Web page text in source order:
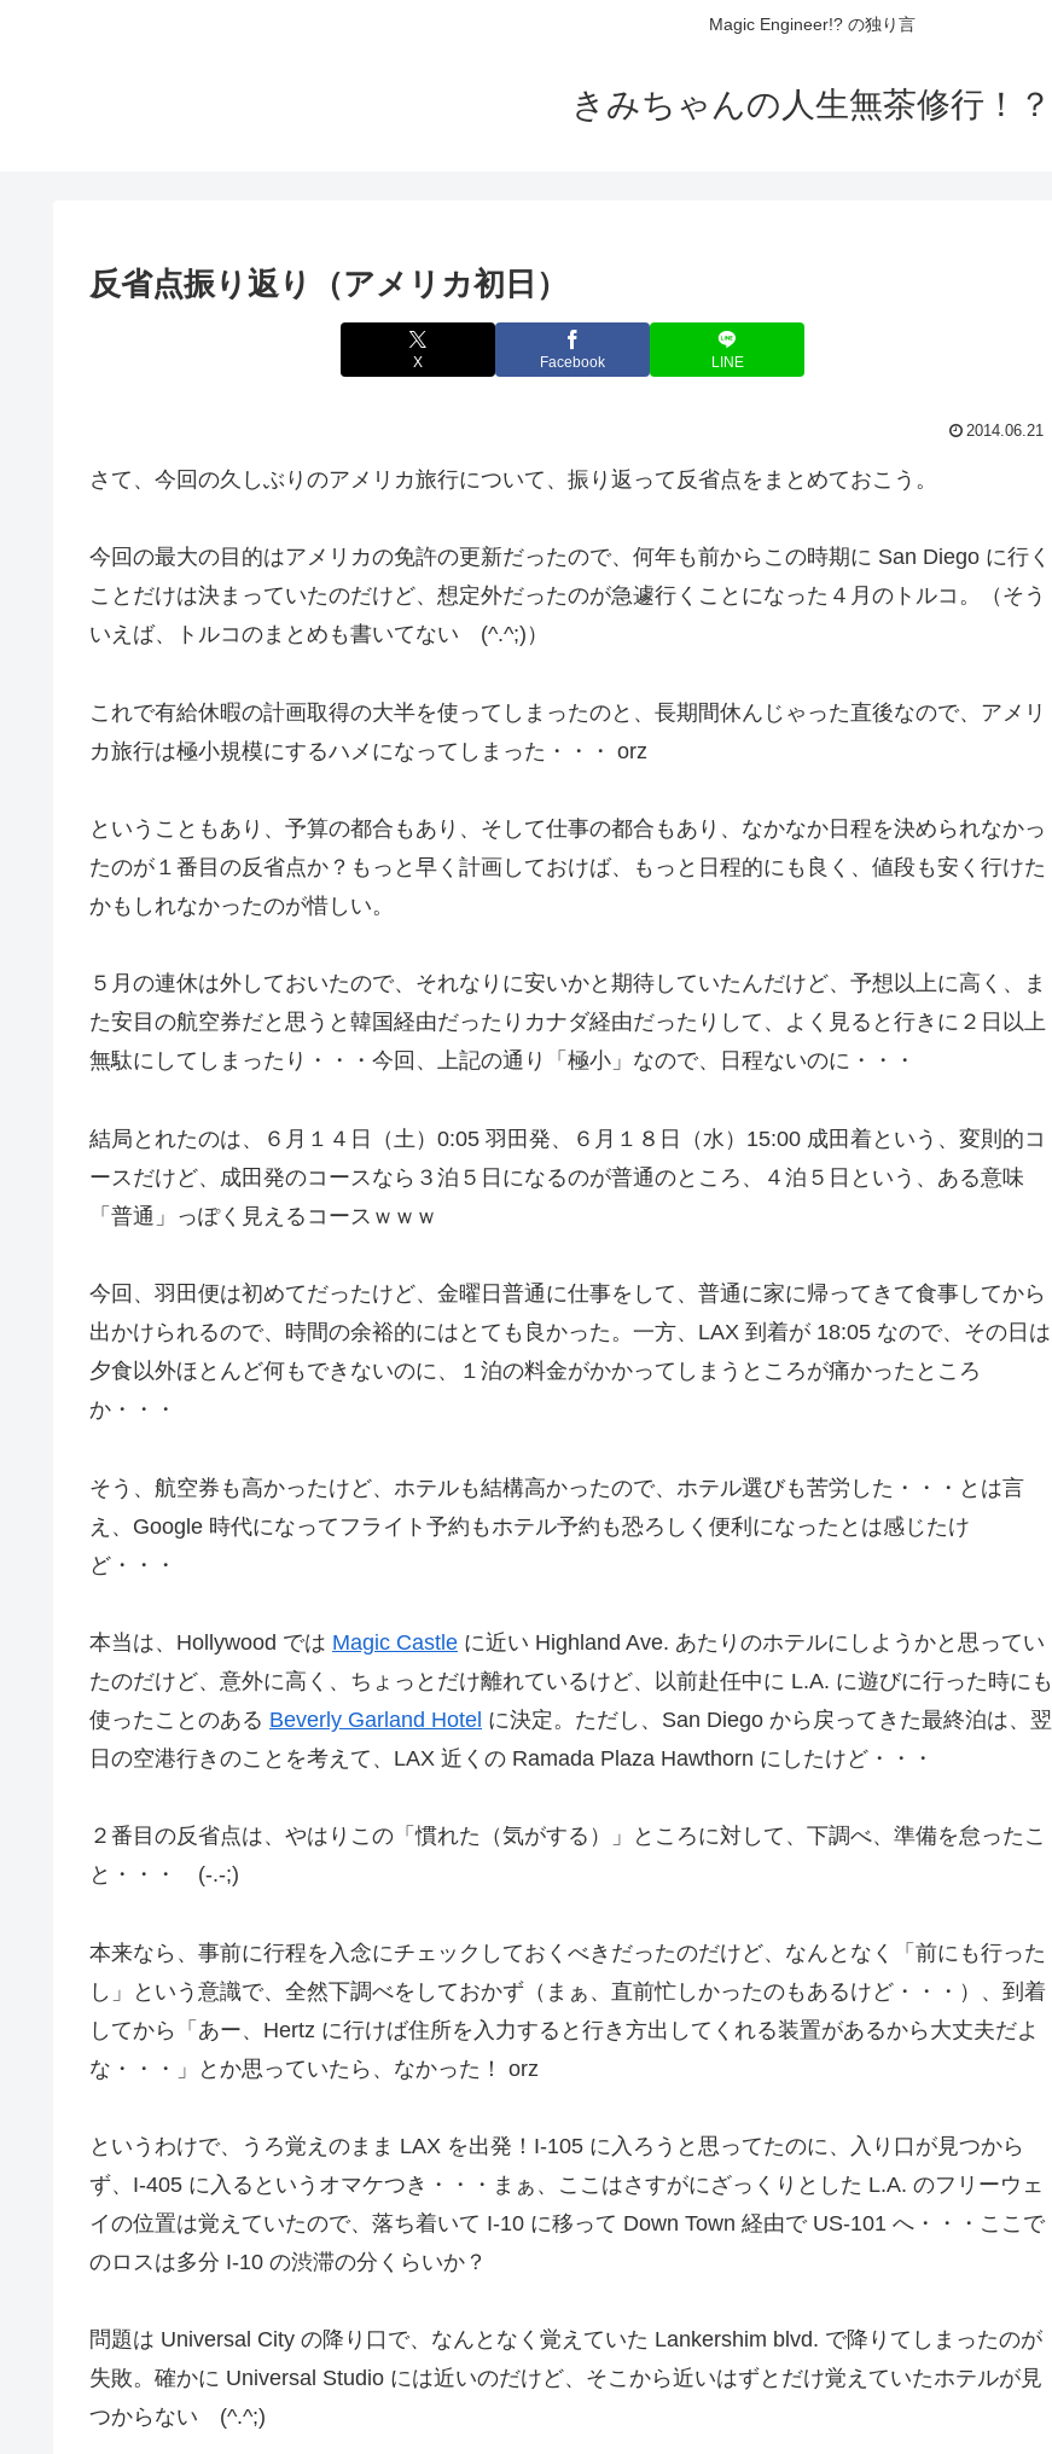
Magic Engineer!? の独り言
きみちゃんの人生無茶修行！？
反省点振り返り（アメリカ初日）
X Facebook LINE
2014.06.21
さて、今回の久しぶりのアメリカ旅行について、振り返って反省点をまとめておこう。
今回の最大の目的はアメリカの免許の更新だったので、何年も前からこの時期に San Diego に行く
ことだけは決まっていたのだけど、想定外だったのが急遽行くことになった４月のトルコ。（そう
いえば、トルコのまとめも書いてない (^.^;)）
これで有給休暇の計画取得の大半を使ってしまったのと、長期間休んじゃった直後なので、アメリ
カ旅行は極小規模にするハメになってしまった・・・ orz
ということもあり、予算の都合もあり、そして仕事の都合もあり、なかなか日程を決められなかっ
たのが１番目の反省点か？もっと早く計画しておけば、もっと日程的にも良く、値段も安く行けた
かもしれなかったのが惜しい。
５月の連休は外しておいたので、それなりに安いかと期待していたんだけど、予想以上に高く、ま
た安目の航空券だと思うと韓国経由だったりカナダ経由だったりして、よく見ると行きに２日以上
無駄にしてしまったり・・・今回、上記の通り「極小」なので、日程ないのに・・・
結局とれたのは、６月１４日（土）0:05 羽田発、６月１８日（水）15:00 成田着という、変則的コ
ースだけど、成田発のコースなら３泊５日になるのが普通のところ、４泊５日という、ある意味
「普通」っぽく見えるコースｗｗｗ
今回、羽田便は初めてだったけど、金曜日普通に仕事をして、普通に家に帰ってきて食事してから
出かけられるので、時間の余裕的にはとても良かった。一方、LAX 到着が 18:05 なので、その日は
夕食以外ほとんど何もできないのに、１泊の料金がかかってしまうところが痛かったところ
か・・・
そう、航空券も高かったけど、ホテルも結構高かったので、ホテル選びも苦労した・・・とは言
え、Google 時代になってフライト予約もホテル予約も恐ろしく便利になったとは感じたけ
ど・・・
本当は、Hollywood では Magic Castle に近い Highland Ave. あたりのホテルにしようかと思ってい
たのだけど、意外に高く、ちょっとだけ離れているけど、以前赴任中に L.A. に遊びに行った時にも
使ったことのある Beverly Garland Hotel に決定。ただし、San Diego から戻ってきた最終泊は、翌
日の空港行きのことを考えて、LAX 近くの Ramada Plaza Hawthorn にしたけど・・・
２番目の反省点は、やはりこの「慣れた（気がする）」ところに対して、下調べ、準備を怠ったこ
と・・・ (-.-;)
本来なら、事前に行程を入念にチェックしておくべきだったのだけど、なんとなく「前にも行った
し」という意識で、全然下調べをしておかず（まぁ、直前忙しかったのもあるけど・・・）、到着
してから「あー、Hertz に行けば住所を入力すると行き方出してくれる装置があるから大丈夫だよ
な・・・」とか思っていたら、なかった！ orz
というわけで、うろ覚えのまま LAX を出発！I-105 に入ろうと思ってたのに、入り口が見つから
ず、I-405 に入るというオマケつき・・・まぁ、ここはさすがにざっくりとした L.A. のフリーウェ
イの位置は覚えていたので、落ち着いて I-10 に移って Down Town 経由で US-101 へ・・・ここで
のロスは多分 I-10 の渋滞の分くらいか？
問題は Universal City の降り口で、なんとなく覚えていた Lankershim blvd. で降りてしまったのが
失敗。確かに Universal Studio には近いのだけど、そこから近いはずとだけ覚えていたホテルが見
つからない (^.^;)